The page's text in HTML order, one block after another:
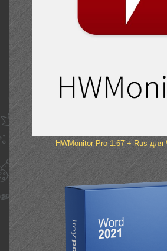
HWMonitor Pro 1.67 + Rus для